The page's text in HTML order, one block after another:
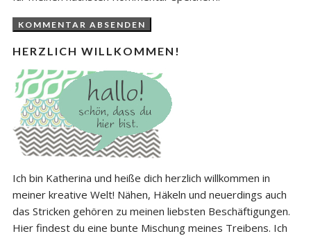
HERZLICH WILLKOMMEN!
Ich bin Katherina und heiße dich herzlich willkommen in
meiner kreative Welt! Nähen, Häkeln und neuerdings auch
das Stricken gehören zu meinen liebsten Beschäftigungen.
Hier findest du eine bunte Mischung meines Treibens. Ich